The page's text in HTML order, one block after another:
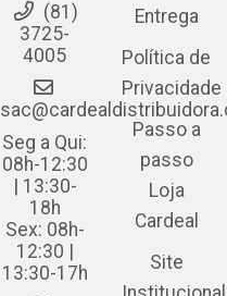
(81)
3725-
4005
Seg a Qui:
08h-12:30
| 13:30-
18h
Sex: 08h-
12:30 |
13:30-17h
Entrega
Política de
Privacidade
Passo a
passo
Loja
Cardeal
Site